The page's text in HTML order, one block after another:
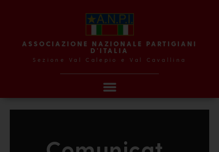
ASSOCIAZIONE NAZIONALE PARTIGIANI
D'ITALIA
Sezione Val Calepio e Val Cavallina